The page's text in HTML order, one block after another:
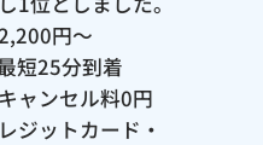
円〜
短25分到着
ャンセル料0円
ジットカード・